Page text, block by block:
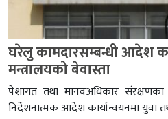
घरेलु कामदारसम्बन्धी आदेश
मन्त्रालयको बेवास्ता
पेशागत तथा मानवअधिकार
निर्देशनात्मक आदेश कार्यान्वयनमा